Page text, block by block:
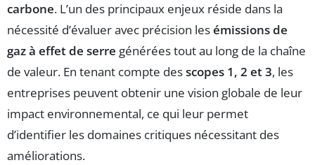
carbone. L’un des principaux enjeux réside dans la
nécessité d’évaluer avec précision lesémissions de
gaz à effet de serre générées tout au long de la chaîne
de valeur. En tenant compte desscopes 1, 2 et 3, les
entreprises peuvent obtenir une vision globale de leur
impact environnemental, ce qui leur permet
d’identifier les domaines critiques nécessitant des
améliorations.